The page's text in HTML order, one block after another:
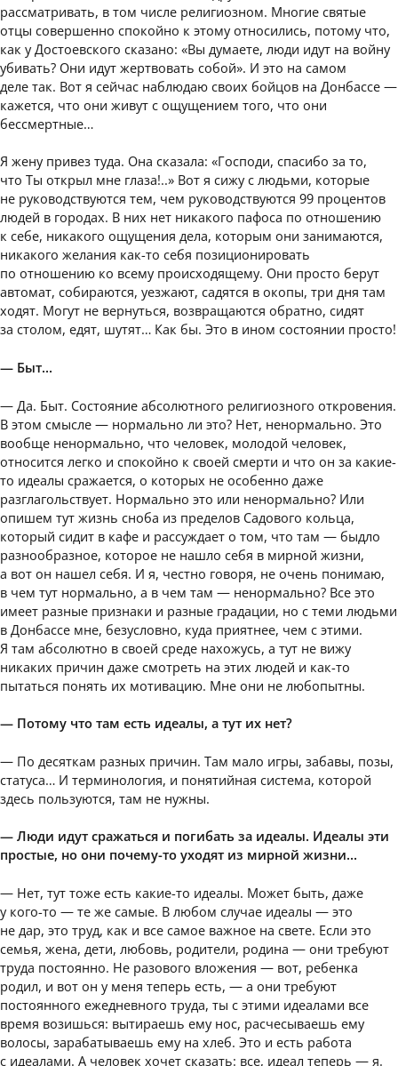
рассматривать, в том числе религиозном. Многие святые
отцы совершенно спокойно к этому относились, потому что,
как у Достоевского сказано: «Вы думаете, люди идут на войну
убивать? Они идут жертвовать собой». И это на самом
деле так. Вот я сейчас наблюдаю своих бойцов на Донбассе —
кажется, что они живут с ощущением того, что они
бессмертные…
Я жену привез туда. Она сказала: «Господи, спасибо за то,
что Ты открыл мне глаза!..» Вот я сижу с людьми, которые
не руководствуются тем, чем руководствуются 99 процентов
людей в городах. В них нет никакого пафоса по отношению
к себе, никакого ощущения дела, которым они занимаются,
никакого желания как-то себя позиционировать
по отношению ко всему происходящему. Они просто берут
автомат, собираются, уезжают, садятся в окопы, три дня там
ходят. Могут не вернуться, возвращаются обратно, сидят
за столом, едят, шутят… Как бы. Это в ином состоянии просто!
— Быт…
— Да. Быт. Состояние абсолютного религиозного откровения.
В этом смысле — нормально ли это? Нет, ненормально. Это
вообще ненормально, что человек, молодой человек,
относится легко и спокойно к своей смерти и что он за какие-
то идеалы сражается, о которых не особенно даже
разглагольствует. Нормально это или ненормально? Или
опишем тут жизнь сноба из пределов Садового кольца,
который сидит в кафе и рассуждает о том, что там — быдло
разнообразное, которое не нашло себя в мирной жизни,
а вот он нашел себя. И я, честно говоря, не очень понимаю,
в чем тут нормально, а в чем там — ненормально? Все это
имеет разные признаки и разные градации, но с теми людьми
в Донбассе мне, безусловно, куда приятнее, чем с этими.
Я там абсолютно в своей среде нахожусь, а тут не вижу
никаких причин даже смотреть на этих людей и как-то
пытаться понять их мотивацию. Мне они не любопытны.
— Потому что там есть идеалы, а тут их нет?
— По десяткам разных причин. Там мало игры, забавы, позы,
статуса… И терминология, и понятийная система, которой
здесь пользуются, там не нужны.
— Люди идут сражаться и погибать за идеалы. Идеалы эти
простые, но они почему-то уходят из мирной жизни…
— Нет, тут тоже есть какие-то идеалы. Может быть, даже
у кого-то — те же самые. В любом случае идеалы — это
не дар, это труд, как и все самое важное на свете. Если это
семья, жена, дети, любовь, родители, родина — они требуют
труда постоянно. Не разового вложения — вот, ребенка
родил, и вот он у меня теперь есть, — а они требуют
постоянного ежедневного труда, ты с этими идеалами все
время возишься: вытираешь ему нос, расчесываешь ему
волосы, зарабатываешь ему на хлеб. Это и есть работа
с идеалами. А человек хочет сказать: все, идеал теперь — я.